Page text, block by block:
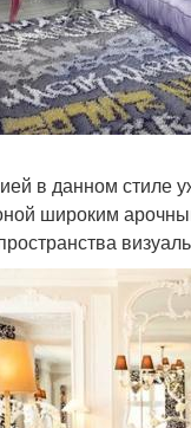
в данном стиле
широким